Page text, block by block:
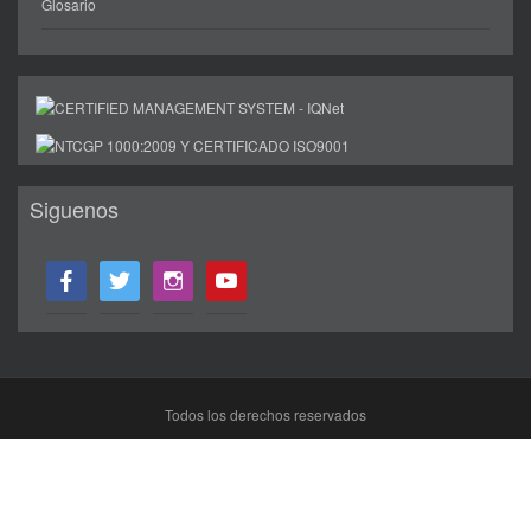
Glosario
Siguenos
facebook twitter instagram youtube
Todos los derechos reservados